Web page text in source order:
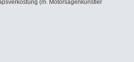
(m. Motorsägenkünstler